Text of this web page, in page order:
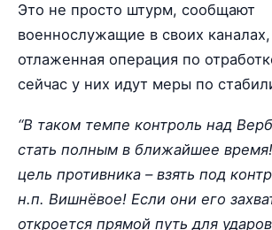
Это не просто штурм, сообщают
военнослужащие в своих каналах,
отлаженная операция по
сейчас у них идут меры по
“В таком темпе контроль над
стать полным в ближайшее
цель противника – взять под
н.п. Вишнёвое! Если они его
откроется прямой путь для